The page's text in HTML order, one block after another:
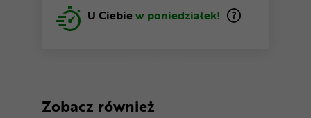
U Ciebiew poniedziałek!
Zobacz również